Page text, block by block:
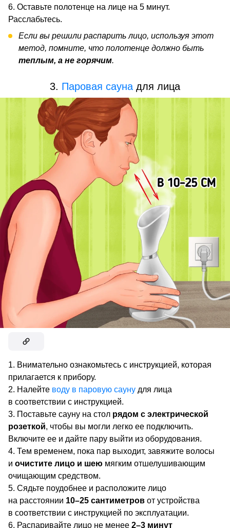
Оставьте полотенце на лице на 5 минут.
Расслабьтесь.
Если вы решили распарить лицо, используя этот
метод, помните, что полотенце должно быть
теплым, а не горячим.
3. Паровая сауна для лица
Внимательно ознакомьтесь с инструкцией, которая
прилагается к прибору.
Налейте воду в паровую сауну для лица
в соответствии с инструкцией.
Поставьте сауну на стол рядом с электрической
розеткой, чтобы вы могли легко ее подключить.
Включите ее и дайте пару выйти из оборудования.
Тем временем, пока пар выходит, завяжите волосы
и очистите лицо и шею мягким отшелушивающим
очищающим средством.
Сядьте поудобнее и расположите лицо
на расстоянии 10–25 сантиметров от устройства
в соответствии с инструкцией по эксплуатации.
Распаривайте лицо не менее 2–3 минут